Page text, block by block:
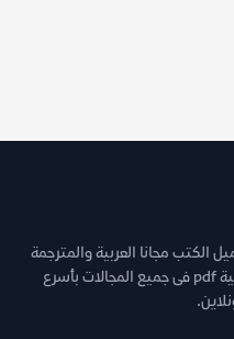
الكتب مجانا العربية والمترجمة
والروايات والقصص وغيرها من كتب مجانية pdf فى جميع المجالات بأسرع